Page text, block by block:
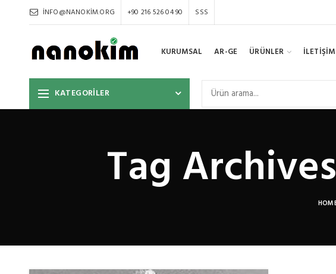
INFO@NANOKIM.ORG +90 216 526 04 90 SSS
KURUMSAL AR-GE ÜRÜNLER İLETİŞİM
KATEGORİLER
Tag